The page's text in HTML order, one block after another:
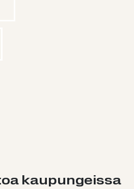
kau­pun­geis­sa